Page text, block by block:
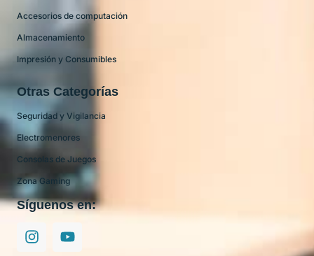
Accesorios de computación
Almacenamiento
Impresión y Consumibles
Otras Categorías
Seguridad y Vigilancia
Electromenores
Consolas de Juegos
Zona Gaming
Síguenos en: